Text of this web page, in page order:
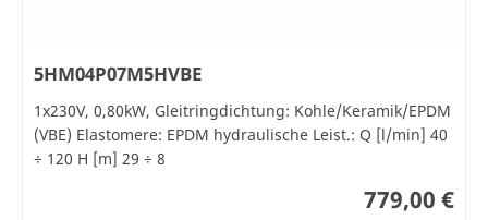
5HM04P07M5HVBE
1x230V, 0,80kW, Gleitringdichtung: Kohle/Keramik/EPDM
(VBE) Elastomere: EPDM hydraulische Leist.: Q [l/min] 40
÷ 120 H [m] 29 ÷ 8
779,00 €